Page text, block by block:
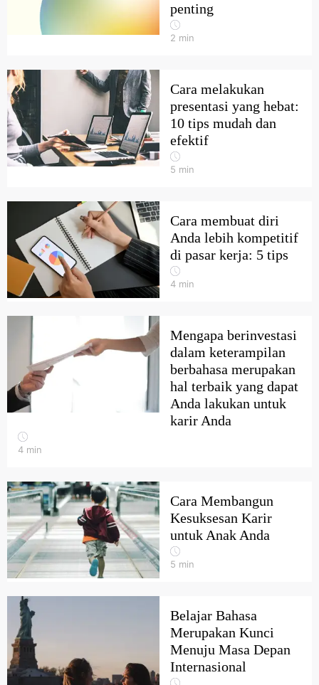
penting
2 min
Cara melakukan
presentasi yang hebat:
10 tips mudah dan
efektif
5 min
Cara membuat diri
Anda lebih kompetitif
di pasar kerja: 5 tips
4 min
Mengapa berinvestasi
dalam keterampilan
berbahasa merupakan
hal terbaik yang dapat
Anda lakukan untuk
karir Anda
4 min
Cara Membangun
Kesuksesan Karir
untuk Anak Anda
5 min
Belajar Bahasa
Merupakan Kunci
Menuju Masa Depan
Internasional